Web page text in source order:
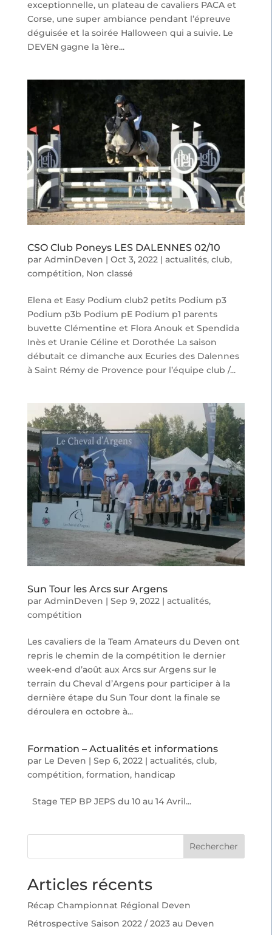
exceptionnelle, un plateau de cavaliers PACA et
Corse, une super ambiance pendant l’épreuve
déguisée et la soirée Halloween qui a suivie. Le
DEVEN gagne la 1ère...
CSO Club Poneys LES DALENNES 02/10
par AdminDeven | Oct 3, 2022| actualités, club,
compétition, Non classé
Elena et Easy Podium club2 petits Podium p3
Podium p3b Podium pE Podium p1 parents
buvette Clémentine et Flora Anouk et Spendida
Inès et Uranie Céline et Dorothée La saison
débutait ce dimanche aux Ecuries des Dalennes
à Saint Rémy de Provence pour l’équipe club /...
Sun Tour les Arcs sur Argens
par AdminDeven | Sep 9, 2022| actualités,
compétition
Les cavaliers de la Team Amateurs du Deven ont
repris le chemin de la compétition le dernier
week-end d’août aux Arcs sur Argens sur le
terrain du Cheval d’Argens pour participer à la
dernière étape du Sun Tour dont la finale se
déroulera en octobre à...
Formation – Actualités et informations
par Le Deven | Sep 6, 2022| actualités, club,
compétition, formation, handicap
Stage TEP BP JEPS du 10 au 14 Avril...
Rechercher
Articles récents
Récap Championnat Régional Deven
Rétrospective Saison 2022 / 2023 au Deven